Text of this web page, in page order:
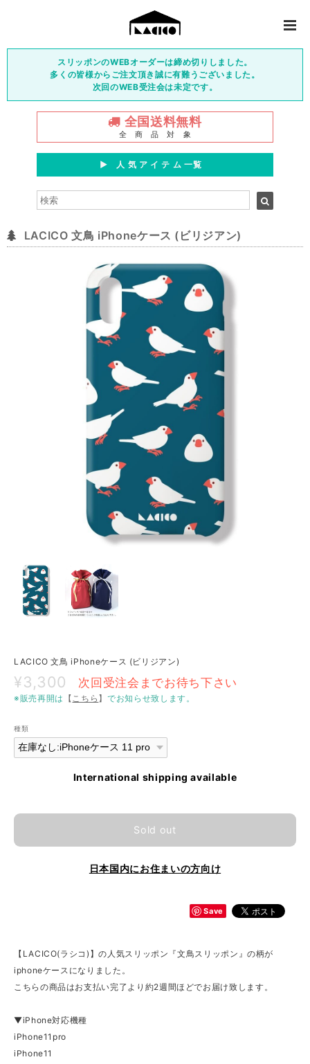
スリッポンのWEBオーダーは締め切りしました。
多くの皆様からご注文頂き誠に有難うございました。
次回のWEB受注会は未定です。
全国送料無料
全 商 品 対 象
▶︎ 人 気 ア イ テ ム 一覧
LACICO 文鳥 iPhoneケース (ビリジアン)
LACICO 文鳥 iPhoneケース (ビリジアン)
¥3,300 次回受注会までお待ち下さい
※販売再開は 【こちら 】でお知らせ致します。
種類
International shipping available
Sold out
日本国内にお住まいの方向け
Save
【LACICO(ラシコ)】の人気スリッポン『文鳥スリッポン』の柄が
iphoneケースになりました。
こちらの商品はお支払い完了より約2週間ほどでお届け致します。
▼iPhone対応機種
iPhone11pro
iPhone11